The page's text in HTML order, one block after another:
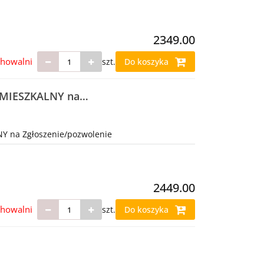
2349.00
szt. Do koszyka
na
na Zgłoszenie/pozwolenie
2449.00
szt. Do koszyka